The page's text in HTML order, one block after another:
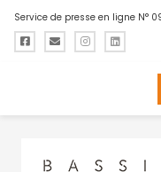
Service de presse en ligne N°